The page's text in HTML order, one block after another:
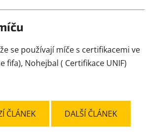
se používají míče s certifikacemi ve
fifa), Nohejbal ( Certifikace UNIF)
ČLÁNEK DALŠÍ ČLÁNEK